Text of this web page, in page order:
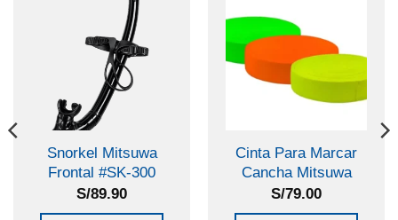
Snorkel Mitsuwa
Frontal #SK-300
S/89.90
Cinta Para Marcar
Cancha Mitsuwa
S/79.00